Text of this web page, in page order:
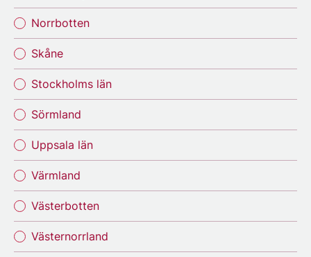
Norrbotten
Skåne
Stockholms län
Sörmland
Uppsala län
Värmland
Västerbotten
Västernorrland